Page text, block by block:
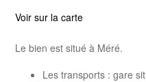
Voir sur la carte
Le bien est situé à Méré.
Les transports : gare